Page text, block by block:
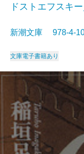
ドストエフスキ
新潮文庫 978-4-
文庫電子書籍あり